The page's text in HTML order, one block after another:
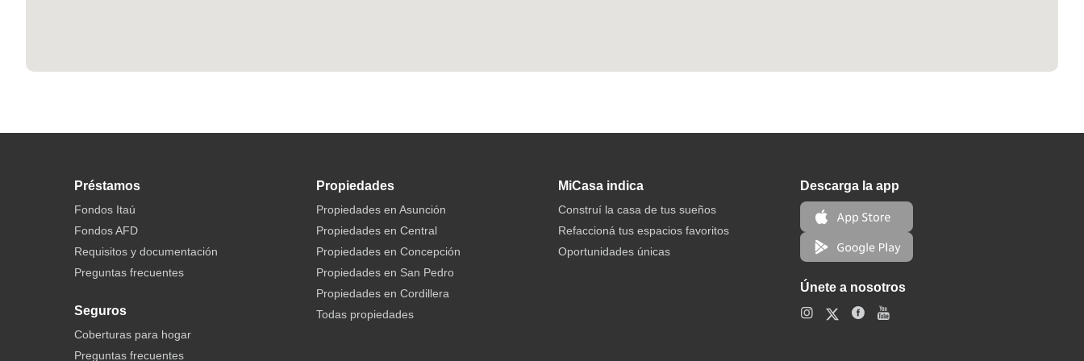
Préstamos
Fondos Itaú
Fondos AFD
Requisitos y documentación
Preguntas frecuentes
Seguros
Coberturas para hogar
Preguntas frecuentes
Propiedades
Propiedades en Asunción
Propiedades en Central
Propiedades en Concepción
Propiedades en San Pedro
Propiedades en Cordillera
Todas propiedades
MiCasa indica
Construí la casa de tus sueños
Refaccioná tus espacios favoritos
Oportunidades únicas
Descarga la app
Únete a nosotros